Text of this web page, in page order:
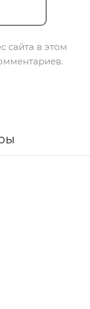
сайта в этом